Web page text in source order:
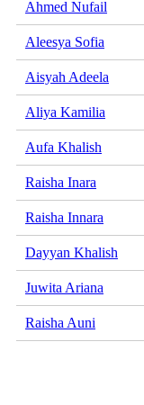
Ahmed Nufail
Aleesya Sofia
Aisyah Adeela
Aliya Kamilia
Aufa Khalish
Raisha Inara
Raisha Innara
Dayyan Khalish
Juwita Ariana
Raisha Auni